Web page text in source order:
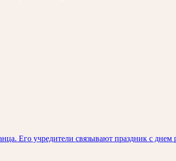
Его учредители связывают праздник с